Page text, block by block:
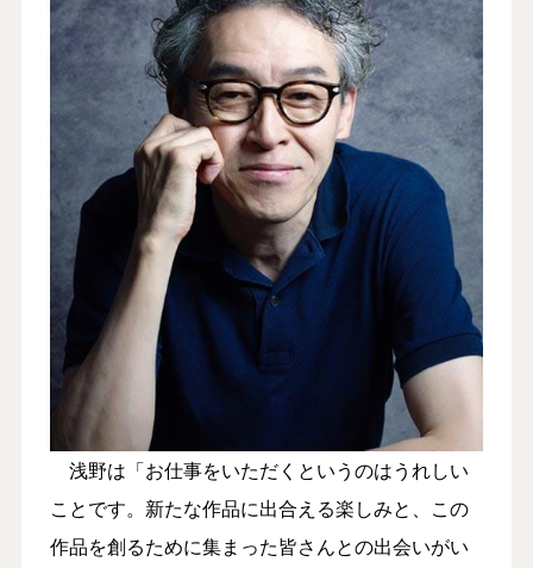
浅野は「お仕事をいただくというのはうれしい
ことです。新たな作品に出合える楽しみと、この
作品を創るために集まった皆さんとの出会いがい